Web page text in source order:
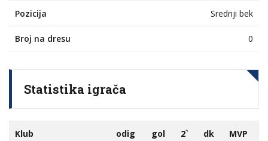
Pozicija Srednji bek
Broj na dresu 0
Statistika igrača
Klub odig gol 2` dk MVP